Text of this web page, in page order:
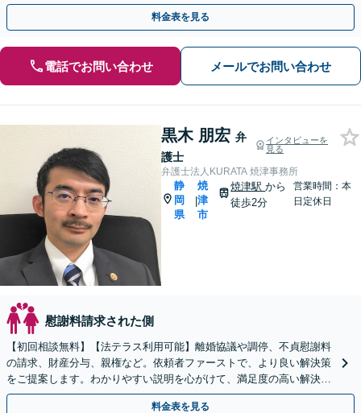
力添えいたします【完全個室で対応】
料金表を見る
電話でお問い合わせ メールでお問い合わせ
黒木 朋宏 弁
護士
インタビューを
見る
弁護士法人KURATA 焼津事務所
静
岡
県
|
焼
津
市
焼津駅から
徒歩2分
営業時間：本
日定休日
慰謝料請求された側
【初回相談無料】【法テラス利用可能】離婚協議や調停、不貞慰謝料
の請求、財産分与、親権など。依頼者ファーストで、より良い解決策
をご提案します。わかりやすい説明を心がけて、満足度の高い解決を
目指します【焼津駅2分】
料金表を見る